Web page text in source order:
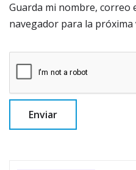
Guarda mi nombre, correo
navegador para la próxima